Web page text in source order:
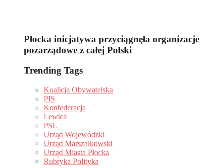
Płocka inicjatywa przyciągnęła organizacje
pozarządowe z całej Polski
Trending Tags
Koalicja Obywatelska
PIS
Konfederacja
Lewica
PSL
Urząd Wojewódzki
Urząd Marszałkowski
Urząd Miasta Płocka
Rubryka Polityka